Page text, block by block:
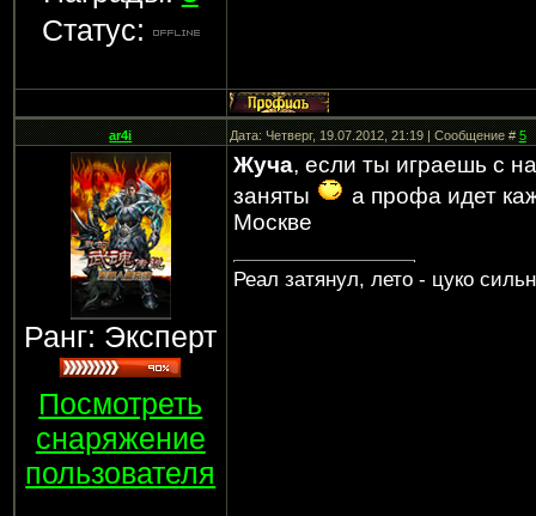
Статус:
ar4i Дата: Четверг, 19.07.2012, 21:19 | Сообщение #5
Ранг: Эксперт
Посмотреть
снаряжение
пользователя
Жуча, если ты играешь с
заняты
а профа идет
Москве
Реал затянул, лето - цуко